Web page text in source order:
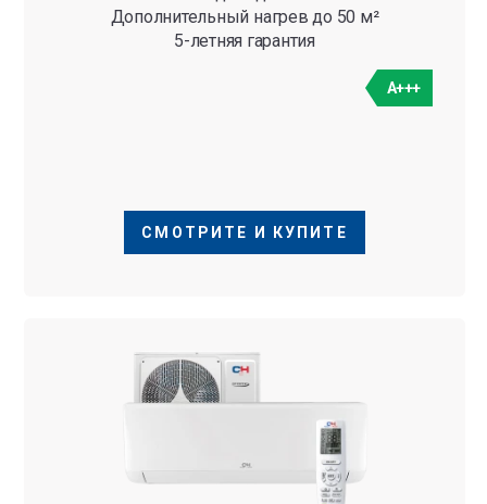
Дополнительный нагрев до 50 м²
5-летняя гарантия
A+++
СМОТРИТЕ И КУПИТЕ